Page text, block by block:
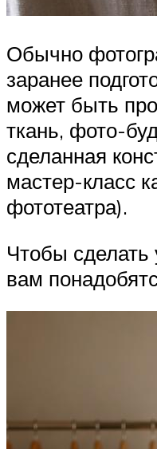
Обычно
заранее
может быть
ткань, фото-
сделанная
мастер-класс
фототеатра).
Чтобы сделать
вам